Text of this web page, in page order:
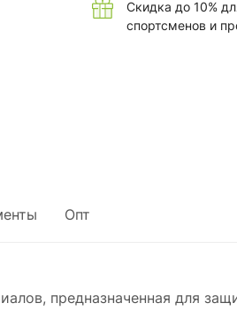
Скидка до 10%
спортсменов и
Опт
предназначенная для